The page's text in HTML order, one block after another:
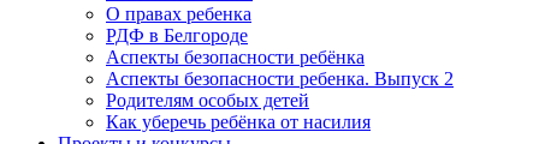
О правах ребенка
РДФ в Белгороде
Аспекты безопасности ребёнка
Аспекты безопасности ребенка. Выпуск 2
Родителям особых детей
Как уберечь ребёнка от насилия